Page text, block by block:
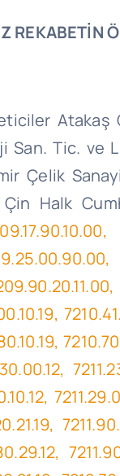
REKABETİN
Atakaş
San.Tic. ve
Çelik
Halk